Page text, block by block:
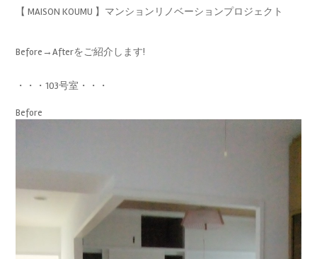
【 MAISON KOUMU 】マンションリノベーションプロジェクト
Before→Afterをご紹介します!
・・・103号室・・・
Before